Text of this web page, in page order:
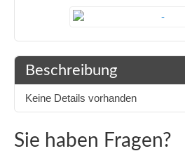
Beschreibung
Keine Details vorhanden
Sie haben Fragen?